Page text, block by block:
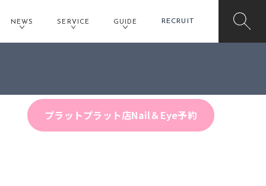
NEWS SERVICE GUIDE RECRUIT
プラットプラット店Nail＆Eye予約